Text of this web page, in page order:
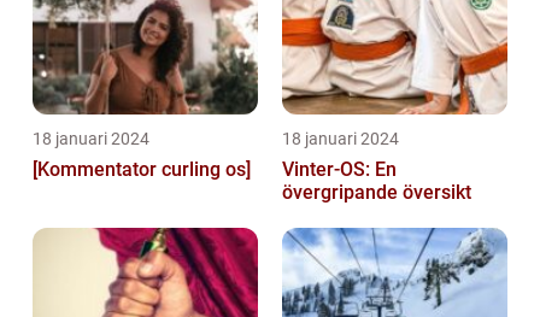
18 januari 2024
[Kommentator curling os]
18 januari 2024
Vinter-OS: En
övergripande översikt